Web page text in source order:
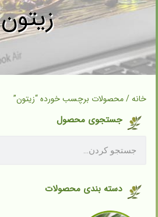
زیتون
خانه/ محصولات برچسب خورده “زیتون”
جستجوی محصول
دسته بندی محصولات